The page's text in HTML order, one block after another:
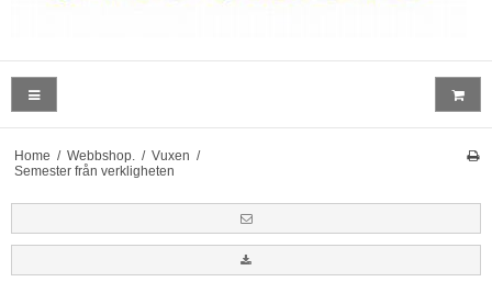
Home / Webbshop. / Vuxen /
Semester från verkligheten